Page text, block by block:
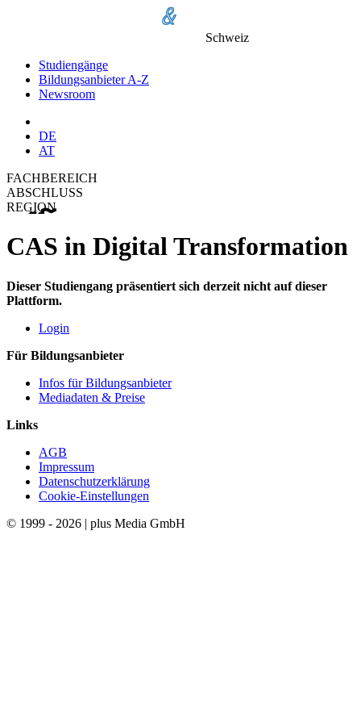
Schweiz
Studiengänge
Bildungsanbieter A-Z
Newsroom
DE
AT
FACHBEREICH
ABSCHLUSS
REGION
CAS in Digital Transformation
Dieser Studiengang präsentiert sich derzeit nicht auf dieser
Plattform.
Login
Für Bildungsanbieter
Infos für Bildungsanbieter
Mediadaten & Preise
Links
AGB
Impressum
Datenschutzerklärung
Cookie-Einstellungen
© 1999 - 2026 | plus Media GmbH